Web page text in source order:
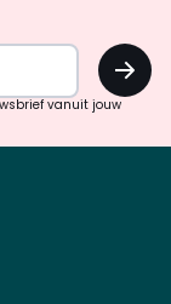
OK
vanuit jouw